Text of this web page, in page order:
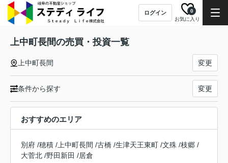
ログイン
お気に入り
0
上中町長間の売買・投資一覧
上中町長間 変更
条件から探す 変更
おすすめのエリア
別府 /穂積 / 上中町長間 /古橋 /生津天王東町 /文殊 /枝郷 /
大菅北 /野田新田 /居倉